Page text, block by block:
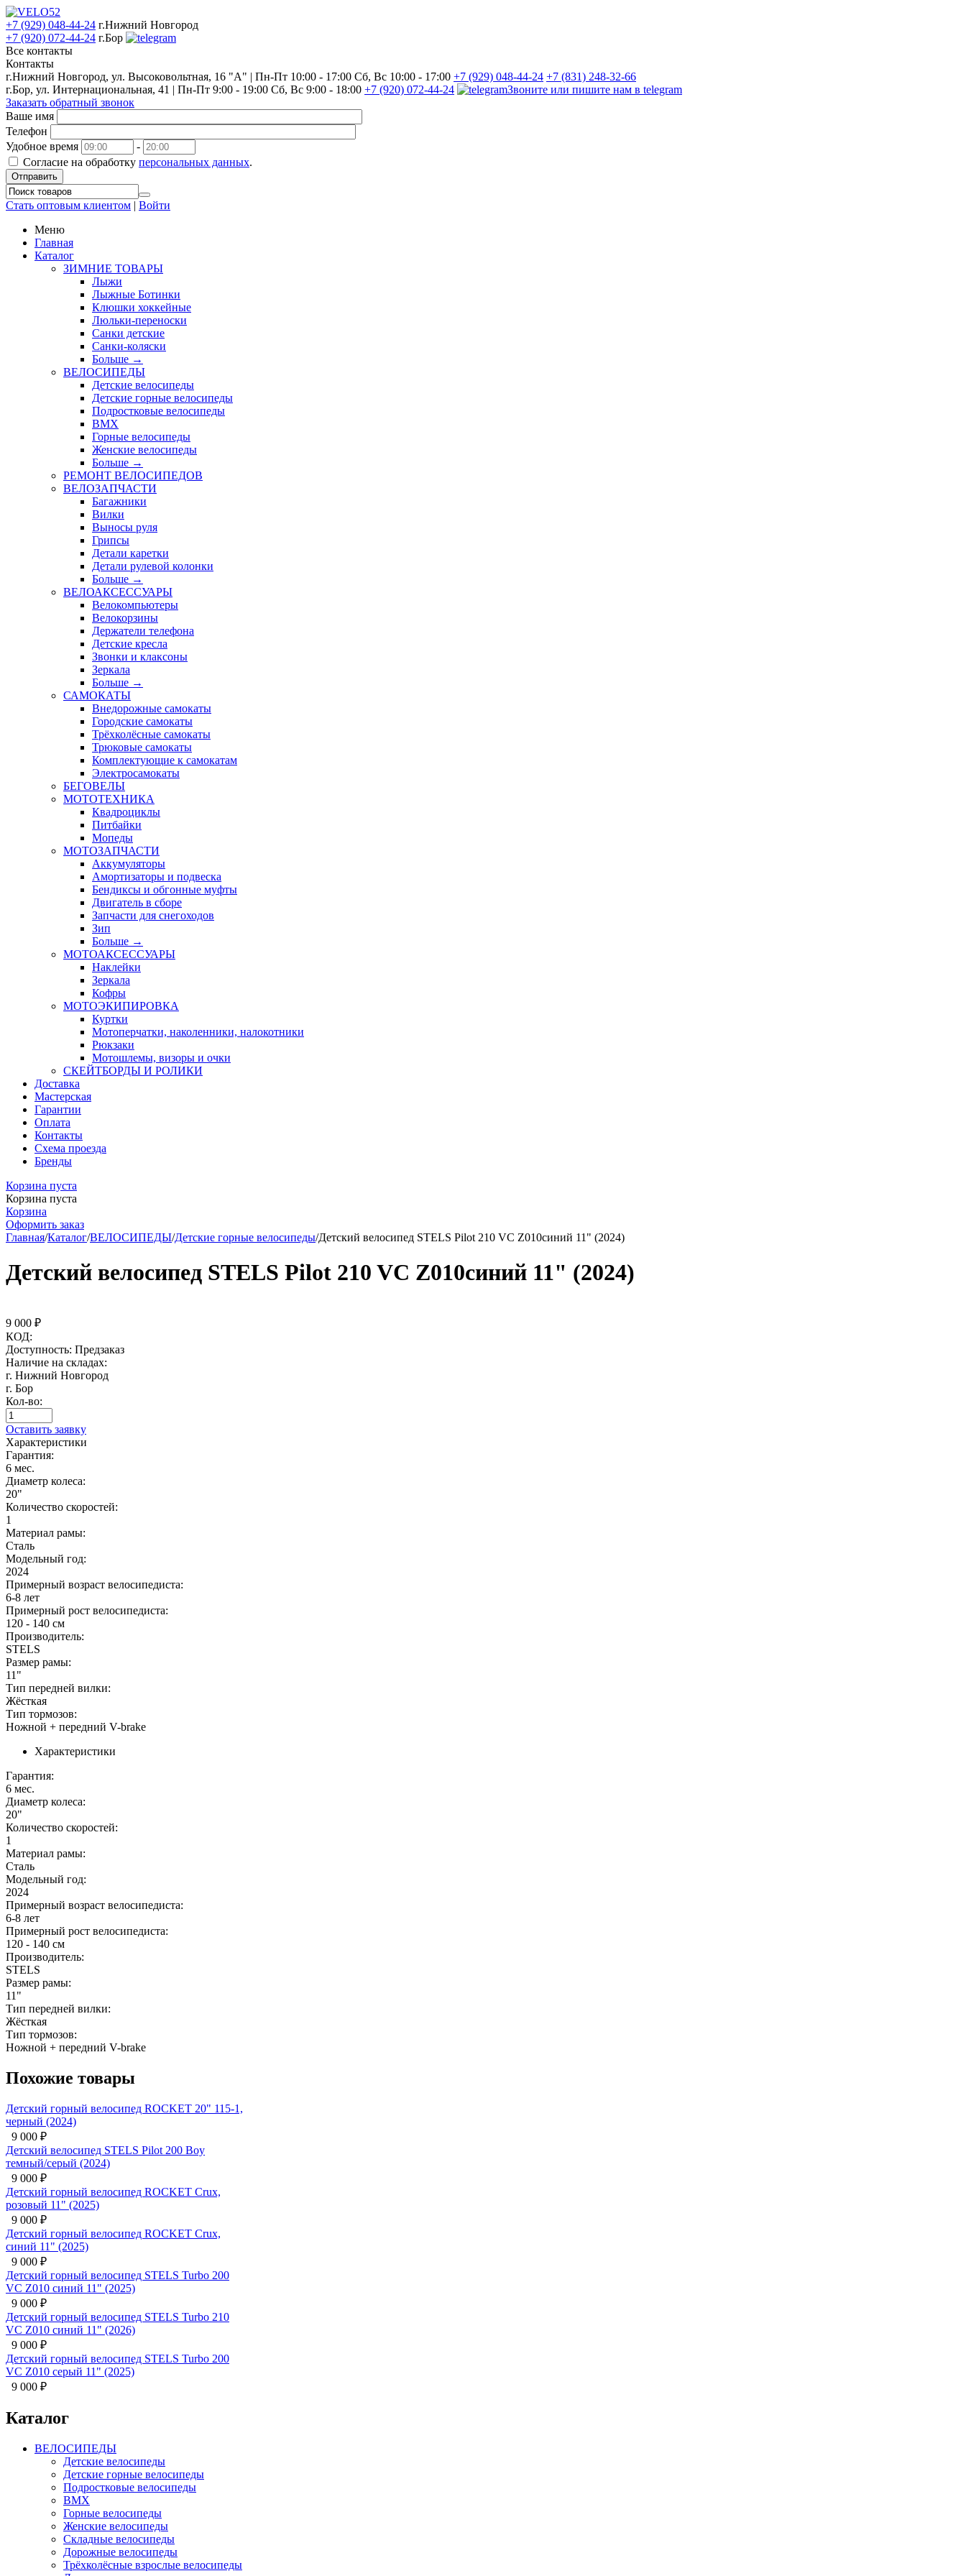
+7 (929) 048-44-24 г.Нижний Новгород
+7 (920) 072-44-24 г.Бор
Все контакты
Контакты
г.Нижний Новгород, ул. Высоковольтная, 16 "А" | Пн-Пт 10:00 - 17:00 Сб, Вс 10:00 - 17:00 +7 (929) 048-44-24 +7 (831) 248-32-66
г.Бор, ул. Интернациональная, 41 | Пн-Пт 9:00 - 19:00 Сб, Вс 9:00 - 18:00 +7 (920) 072-44-24
Звоните или пишите нам в telegram
Заказать обратный звонок
Ваше имя
Телефон
Удобное время
-
Согласие на обработку персональных данных.
Отправить
Стать оптовым клиентом | Войти
Меню
Главная
Каталог
ЗИМНИЕ ТОВАРЫ
Лыжи
Лыжные Ботинки
Клюшки хоккейные
Люльки-переноски
Санки детские
Санки-коляски
Больше →
ВЕЛОСИПЕДЫ
Детские велосипеды
Детские горные велосипеды
Подростковые велосипеды
BMX
Горные велосипеды
Женские велосипеды
Больше →
РЕМОНТ ВЕЛОСИПЕДОВ
ВЕЛОЗАПЧАСТИ
Багажники
Вилки
Выносы руля
Грипсы
Детали каретки
Детали рулевой колонки
Больше →
ВЕЛОАКСЕССУАРЫ
Велокомпьютеры
Велокорзины
Держатели телефона
Детские кресла
Звонки и клаксоны
Зеркала
Больше →
САМОКАТЫ
Внедорожные самокаты
Городские самокаты
Трёхколёсные самокаты
Трюковые самокаты
Комплектующие к самокатам
Электросамокаты
БЕГОВЕЛЫ
МОТОТЕХНИКА
Квадроциклы
Питбайки
Мопеды
МОТОЗАПЧАСТИ
Аккумуляторы
Амортизаторы и подвеска
Бендиксы и обгонные муфты
Двигатель в сборе
Запчасти для снегоходов
Зип
Больше →
МОТОАКСЕССУАРЫ
Наклейки
Зеркала
Кофры
МОТОЭКИПИРОВКА
Куртки
Мотоперчатки, наколенники, налокотники
Рюкзаки
Мотошлемы, визоры и очки
СКЕЙТБОРДЫ И РОЛИКИ
Доставка
Мастерская
Гарантии
Оплата
Контакты
Схема проезда
Бренды
Корзина пуста
Корзина пуста
Корзина
Оформить заказ
Главная/Каталог/ВЕЛОСИПЕДЫ/Детские горные велосипеды/Детский велосипед STELS Pilot 210 VC Z010синий 11" (2024)
Детский велосипед STELS Pilot 210 VC Z010синий 11" (2024)
9 000 ₽
КОД:
Доступность: Предзаказ
Наличие на складах:
г. Нижний Новгород
г. Бор
Кол-во:
Оставить заявку
Характеристики
Гарантия:
6 мес.
Диаметр колеса:
20"
Количество скоростей:
1
Материал рамы:
Сталь
Модельный год:
2024
Примерный возраст велосипедиста:
6-8 лет
Примерный рост велосипедиста:
120 - 140 см
Производитель:
STELS
Размер рамы:
11"
Тип передней вилки:
Жёсткая
Тип тормозов:
Ножной + передний V-brake
Характеристики
Гарантия:
6 мес.
Диаметр колеса:
20"
Количество скоростей:
1
Материал рамы:
Сталь
Модельный год:
2024
Примерный возраст велосипедиста:
6-8 лет
Примерный рост велосипедиста:
120 - 140 см
Производитель:
STELS
Размер рамы:
11"
Тип передней вилки:
Жёсткая
Тип тормозов:
Ножной + передний V-brake
Похожие товары
Детский горный велосипед ROCKET 20" 115-1,
черный (2024)
9 000 ₽
Детский велосипед STELS Pilot 200 Boy
темный/серый (2024)
9 000 ₽
Детский горный велосипед ROCKET Crux,
розовый 11" (2025)
9 000 ₽
Детский горный велосипед ROCKET Crux,
синий 11" (2025)
9 000 ₽
Детский горный велосипед STELS Turbo 200
VC Z010 синий 11" (2025)
9 000 ₽
Детский горный велосипед STELS Turbo 210
VC Z010 синий 11" (2026)
9 000 ₽
Детский горный велосипед STELS Turbo 200
VC Z010 серый 11" (2025)
9 000 ₽
Каталог
ВЕЛОСИПЕДЫ
Детские велосипеды
Детские горные велосипеды
Подростковые велосипеды
BMX
Горные велосипеды
Женские велосипеды
Складные велосипеды
Дорожные велосипеды
Трёхколёсные взрослые велосипеды